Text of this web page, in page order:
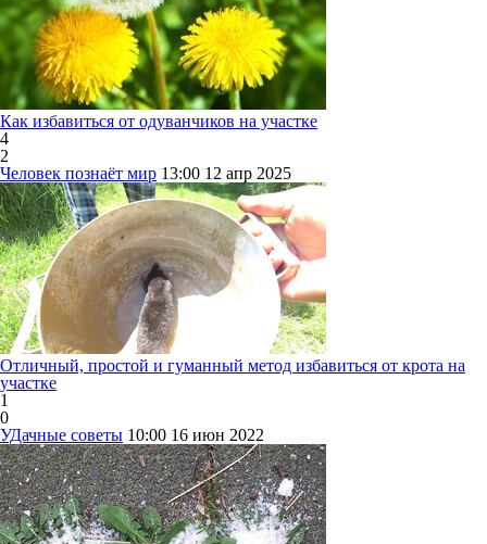
Как избавиться от одуванчиков на участке
4
2
Человек познаёт мир 13:00 12 апр 2025
Отличный, простой и гуманный метод избавиться от крота на
участке
1
0
УДачные советы 10:00 16 июн 2022